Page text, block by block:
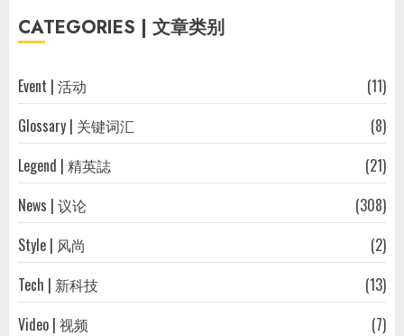
文
CATEGORIES | 文章类别
Event | 活动
(11)
Glossary | 关键词汇
(8)
Legend | 精英誌
(21)
News | 议论
(308)
Style | 风尚
(2)
Tech | 新科技
(13)
Video | 视频
(7)